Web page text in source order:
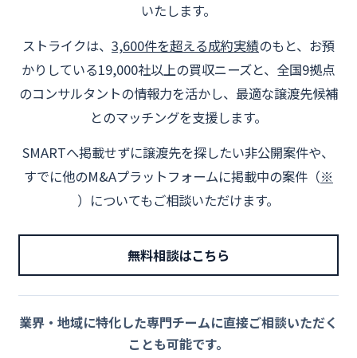
いたします。
ストライクは、 3,600件を超える成約実績のもと、お預
かりしている19,000社以上の買収ニーズと、全国9拠点
のコンサルタントの情報力を活かし、最適な譲渡先候補
とのマッチングを支援します。
SMARTへ掲載せずに譲渡先を探したい非公開案件や、
すでに他のM&Aプラットフォームに掲載中の案件（※
）についてもご相談いただけます。
無料相談はこちら
業界・地域に特化した専門チームに直接ご相談いただく
ことも可能です。